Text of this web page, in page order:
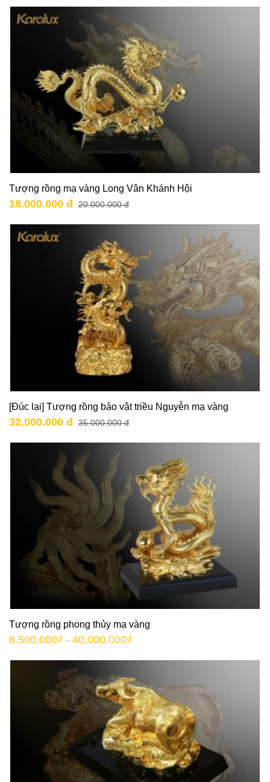
Tượng rồng mạ vàng Long Vân Khánh Hội
18.000.000 đ 20.000.000 đ
[Đúc lại] Tượng rồng bảo vật triều Nguyễn mạ vàng
32.000.000 đ 35.000.000 đ
Tượng rồng phong thủy mạ vàng
8.500.000₫ – 40.000.000₫